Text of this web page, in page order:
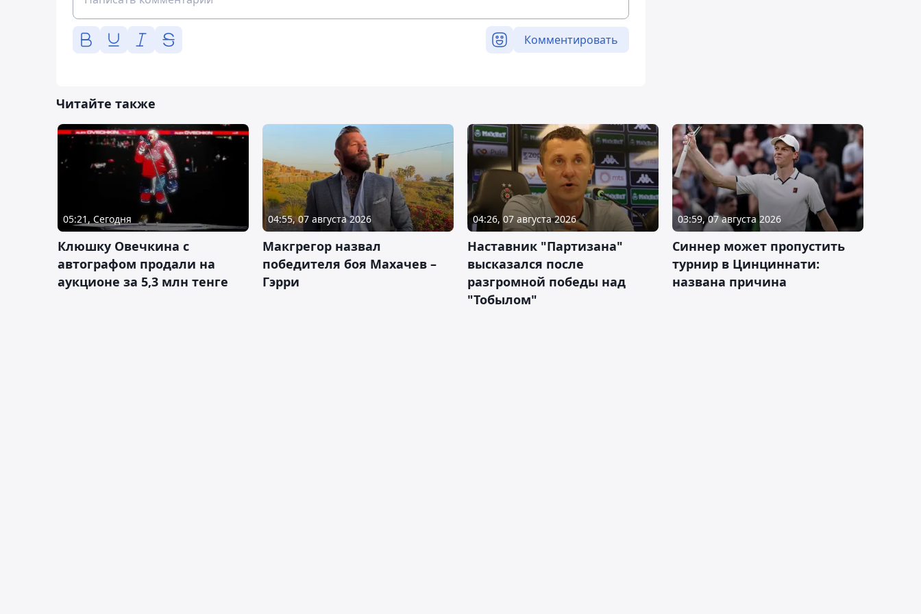
Комментировать
Читайте также
05:21, Сегодня
Клюшку Овечкина с
автографом продали на
аукционе за 5,3 млн тенге
04:55, 07 августа 2026
Макгрегор назвал
победителя боя Махачев –
Гэрри
04:26, 07 августа 2026
Наставник "Партизана"
высказался после
разгромной победы над
"Тобылом"
03:59, 07 августа 2026
Синнер может пропустить
турнир в Цинциннати:
названа причина